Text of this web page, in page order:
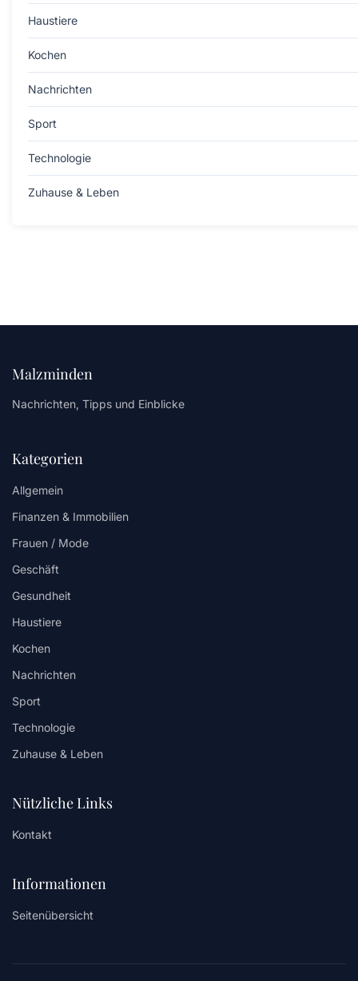
Haustiere
Kochen
Nachrichten
Sport
Technologie
Zuhause & Leben
Malzminden
Nachrichten, Tipps und Einblicke
Kategorien
Allgemein
Finanzen & Immobilien
Frauen / Mode
Geschäft
Gesundheit
Haustiere
Kochen
Nachrichten
Sport
Technologie
Zuhause & Leben
Nützliche Links
Kontakt
Informationen
Seitenübersicht